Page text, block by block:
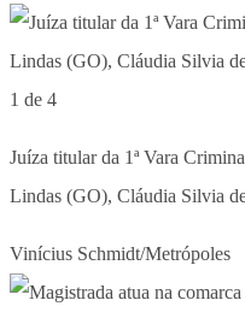
1 de 4
Juíza titular da 1ª Vara
Lindas (GO), Cláudia Silvia
Vinícius Schmidt/Metrópoles